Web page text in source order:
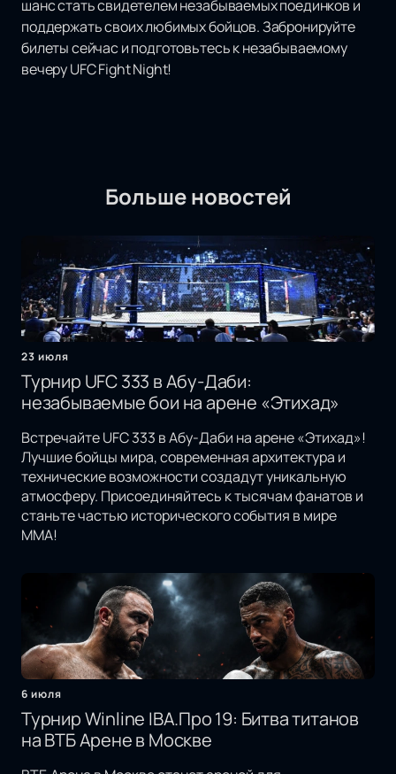
шанс стать свидетелем незабываемых поединков и
поддержать своих любимых бойцов. Забронируйте
билеты сейчас и подготовьтесь к незабываемому
вечеру UFC Fight Night!
Больше новостей
23 июля
Турнир UFC 333 в Абу-Даби:
незабываемые бои на арене «Этихад»
Встречайте UFC 333 в Абу-Даби на арене «Этихад»!
Лучшие бойцы мира, современная архитектура и
технические возможности создадут уникальную
атмосферу. Присоединяйтесь к тысячам фанатов и
станьте частью исторического события в мире
MMA!
6 июля
Турнир Winline IBA.Про 19: Битва титанов
на ВТБ Арене в Москве